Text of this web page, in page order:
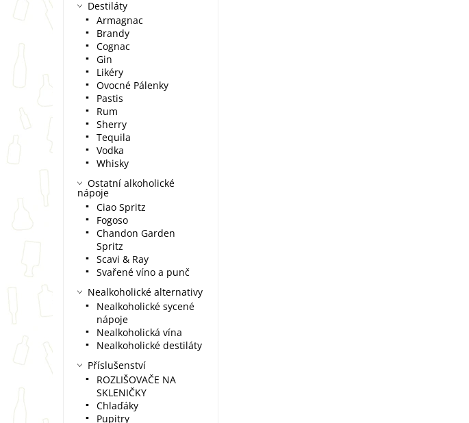
Destiláty
Armagnac
Brandy
Cognac
Gin
Likéry
Ovocné Pálenky
Pastis
Rum
Sherry
Tequila
Vodka
Whisky
Ostatní alkoholické
nápoje
Ciao Spritz
Fogoso
Chandon Garden
Spritz
Scavi & Ray
Svařené víno a punč
Nealkoholické alternativy
Nealkoholické sycené
nápoje
Nealkoholická vína
Nealkoholické destiláty
Příslušenství
ROZLIŠOVAČE NA
SKLENIČKY
Chlaďáky
Pupitry